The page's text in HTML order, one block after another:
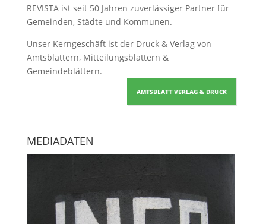
REVISTA ist seit 50 Jahren zuverlässiger Partner für
Gemeinden, Städte und Kommunen.
Unser Kerngeschäft ist der Druck & Verlag von
Amtsblättern, Mitteilungsblättern &
Gemeindeblättern.
AMTSBLATT VERLAG & DRUCK
MEDIADATEN